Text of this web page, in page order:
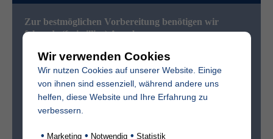
Zur bestmöglichen Vorbereitung benötigen wir
folgende (freiwillige) Angaben:
Vollständiger Name des Verstorbenen
Sterbedatum
Wir verwenden Cookies
Wir nutzen Cookies auf unserer Website. Einige
von ihnen sind essenziell, während andere uns
helfen, diese Website und Ihre Erfahrung zu
verbessern.
• Marketing • Notwendig • Statistik